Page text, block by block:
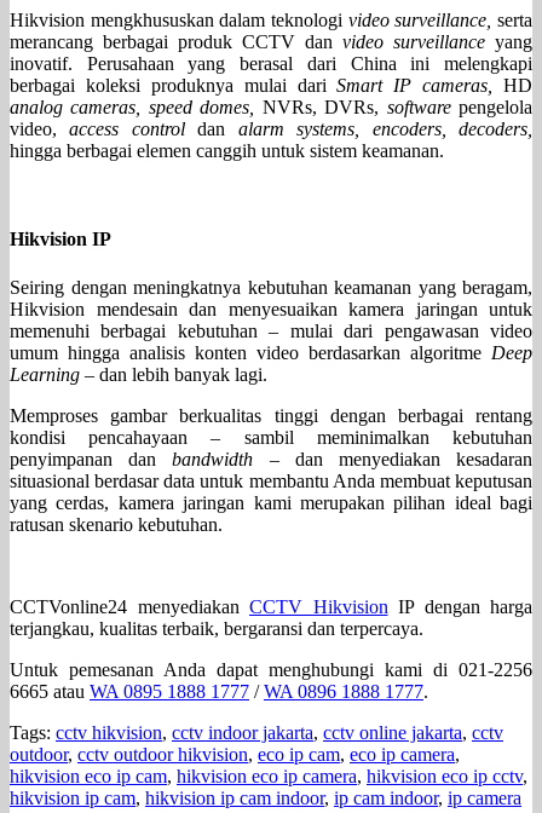
Hikvision mengkhususkan dalam teknologi video surveillance, serta
merancang berbagai produk CCTV dan video surveillance yang
inovatif. Perusahaan yang berasal dari China ini melengkapi
berbagai koleksi produknya mulai dariSmart IP cameras,
HD
analog cameras, speed domes,
NVRs, DVRs, softwarepengelola
video,access controldan alarm systems, encoders, decoders,
hingga berbagai elemen canggih untuk sistem keamanan.
Hikvision IP
Seiring dengan meningkatnya kebutuhan keamanan yang beragam,
Hikvision mendesain dan menyesuaikan kamera jaringan untuk
memenuhi berbagai kebutuhan – mulai dari pengawasan video
umum hingga analisis konten video berdasarkan algoritme Deep
Learning – dan lebih banyak lagi.
Memproses gambar berkualitas tinggi dengan berbagai rentang
kondisi pencahayaan – sambil meminimalkan kebutuhan
penyimpanan danbandwidth – dan menyediakan kesadaran
situasional berdasar data untuk membantu Anda membuat keputusan
yang cerdas, kamera jaringan kami merupakan pilihan ideal bagi
ratusan skenario kebutuhan.
CCTVonline24 menyediakan CCTV Hikvision IP dengan harga
terjangkau, kualitas terbaik, bergaransi dan terpercaya.
Untuk pemesanan Anda dapat menghubungi kami di 021-2256
6665 atau WA 0895 1888 1777 /WA 0896 1888 1777.
Tags: cctv hikvision, cctv indoor jakarta, cctv online jakarta, cctv
outdoor, cctv outdoor hikvision, eco ip cam, eco ip camera,
hikvision eco ip cam, hikvision eco ip camera, hikvision eco ip cctv,
hikvision ip cam, hikvision ip cam indoor, ip cam indoor, ip camera